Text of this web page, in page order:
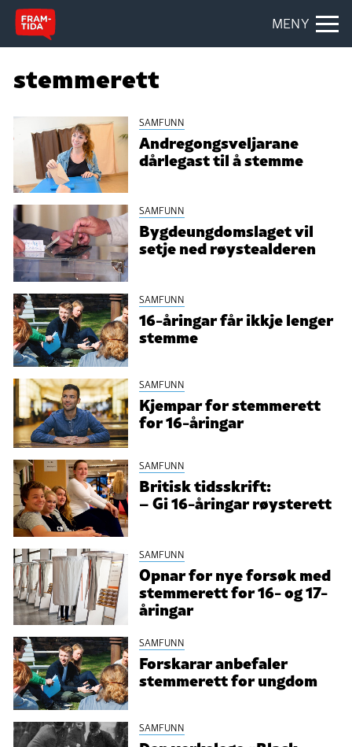
MENY
stemmerett
SAMFUNN
Andregongsveljarane
dårlegast til å stemme
SAMFUNN
Bygdeungdomslaget vil
setje ned røystealderen
SAMFUNN
16-åringar får ikkje lenger
stemme
SAMFUNN
Kjempar for stemmerett
for 16-åringar
SAMFUNN
Britisk tidsskrift:
– Gi 16-åringar røysterett
SAMFUNN
Opnar for nye forsøk med
stemmerett for 16- og 17-
åringar
SAMFUNN
Forskarar anbefaler
stemmerett for ungdom
SAMFUNN